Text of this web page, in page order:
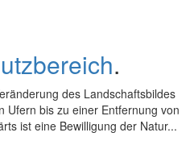
.
des Landschaftsbildes
Ufern bis zu einer Entfernung von
ist eine Bewilligung der Natur...